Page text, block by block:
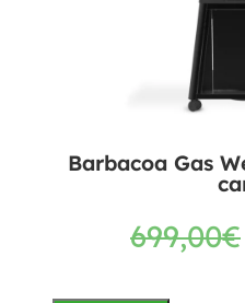
Barbacoa Gas
699,00€